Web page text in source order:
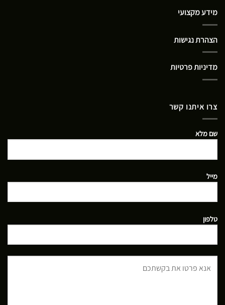
מידע מקצועי
הצהרת נגישות
מדיניות פרטיות
צרו איתנו קשר
שם מלא
מייל
טלפון